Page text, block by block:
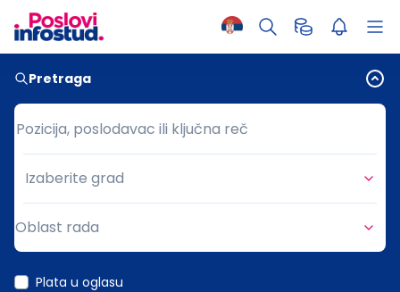
Pretraga
Pozicija, poslodavac ili ključna reč
Pozicija, poslodavac ili ključna reč
Grad
Izaberite grad
Oblast rada
Plata u oglasu